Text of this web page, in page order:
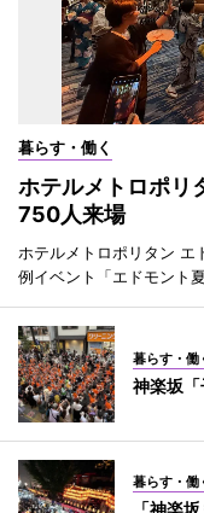
暮らす・働く
ホテルメトロポリ
750人来場
ホテルメトロポリタン エ
例イベント「エドモント
暮らす・働
神楽坂
暮らす・働
「神楽